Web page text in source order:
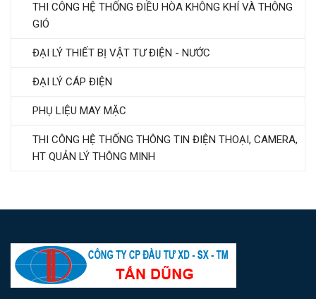
THI CÔNG HỆ THỐNG ĐIỀU HÒA KHÔNG KHÍ VÀ THÔNG
GIÓ
ĐẠI LÝ THIẾT BỊ VẬT TƯ ĐIỆN - NƯỚC
ĐẠI LÝ CÁP ĐIỆN
PHỤ LIỆU MAY MẶC
THI CÔNG HỆ THỐNG THÔNG TIN ĐIỆN THOẠI, CAMERA,
HT QUẢN LÝ THÔNG MINH